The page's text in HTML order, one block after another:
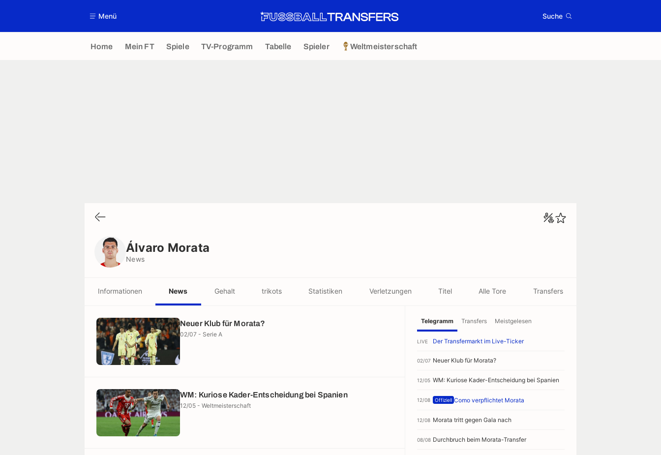
Menü Suche
Home Mein FT Spiele TV-Programm Tabelle Spieler Weltmeisterschaft
Álvaro Morata
News
Informationen News Gehalt trikots Statistiken Verletzungen Titel Alle Tore Transfers
Neuer Klub für Morata?
02/07 - Serie A
WM: Kuriose Kader-Entscheidung bei Spanien
12/05 - Weltmeisterschaft
Telegramm Transfers Meistgelesen
LIVE Der Transfermarkt im Live-Ticker
02/07 Neuer Klub für Morata?
12/05 WM: Kuriose Kader-Entscheidung bei Spanien
12/08 Offiziell Como verpflichtet Morata
12/08 Morata tritt gegen Gala nach
08/08 Durchbruch beim Morata-Transfer